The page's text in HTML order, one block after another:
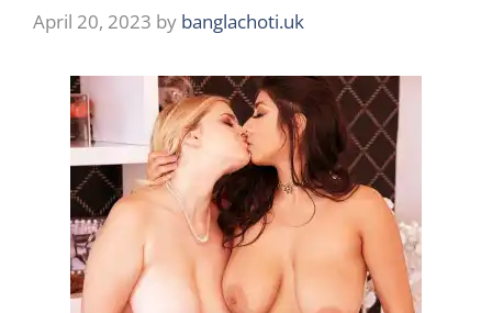
April 20, 2023 by banglachoti.uk